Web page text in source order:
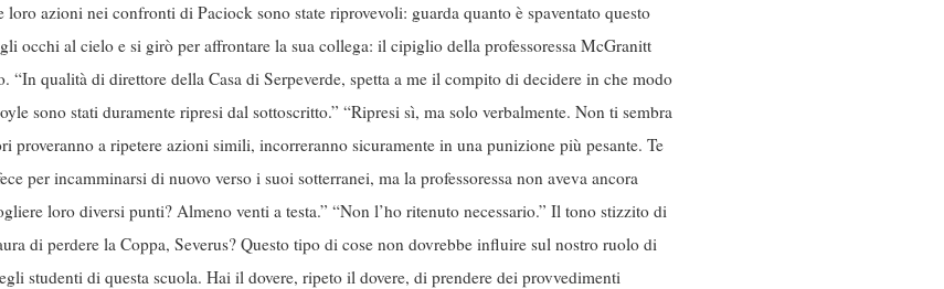
azioni nei confronti di Paciock sono state riprovevoli: guarda quanto è spaventato questo
occhi al cielo e si girò per affrontare la sua collega: il cipiglio della professoressa McGranitt
“In qualità di direttore della Casa di Serpeverde, spetta a me il compito di decidere in che modo
sono stati duramente ripresi dal sottoscritto.” “Ripresi sì, ma solo verbalmente. Non ti sembra
proveranno a ripetere azioni simili, incorreranno sicuramente in una punizione più pesante. Te
per incamminarsi di nuovo verso i suoi sotterranei, ma la professoressa non aveva ancora
loro diversi punti? Almeno venti a testa.” “Non l’ho ritenuto necessario.” Il tono stizzito di
di perdere la Coppa, Severus? Questo tipo di cose non dovrebbe influire sul nostro ruolo di
studenti di questa scuola. Hai il dovere, ripeto il dovere, di prendere dei provvedimenti